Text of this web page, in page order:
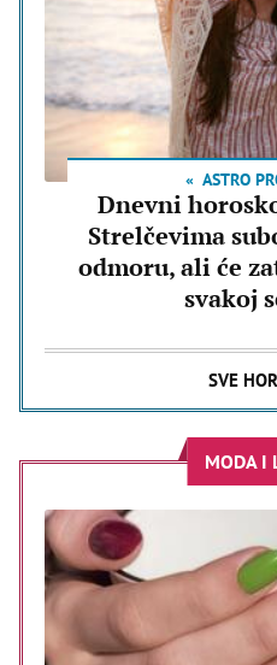
ASTRO
Dnevni
Strelčevima
odmoru, ali će
svakoj
SVE
MODA I